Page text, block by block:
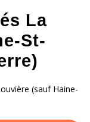
La
St-
(sauf Haine-